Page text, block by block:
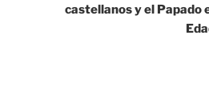
castellanos y el Papado